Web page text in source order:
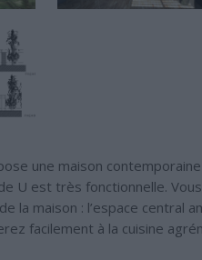
une maison
U est très fonctionnelle.
la maison : l’espace central
facilement à la cuisine